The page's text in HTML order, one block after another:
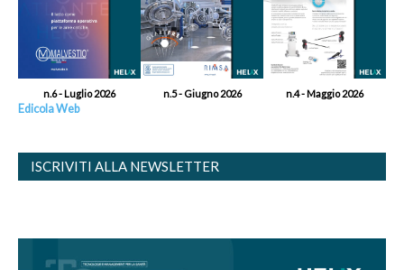
n.6 - Luglio 2026 n.5 - Giugno 2026 n.4 - Maggio 2026
Edicola Web
ISCRIVITI ALLA NEWSLETTER